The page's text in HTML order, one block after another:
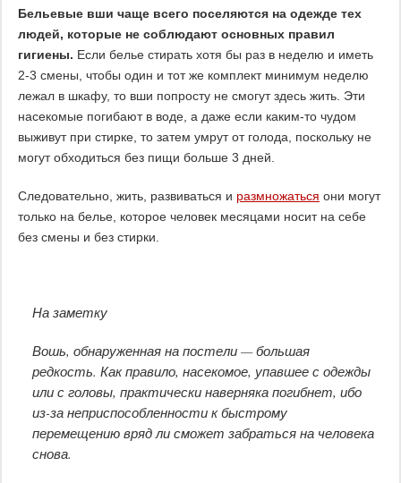
Бельевые вши чаще всего поселяются на одежде тех
людей, которые не соблюдают основных правил
гигиены. Если белье стирать хотя бы раз в неделю и иметь
2-3 смены, чтобы один и тот же комплект минимум неделю
лежал в шкафу, то вши попросту не смогут здесь жить. Эти
насекомые погибают в воде, а даже если каким-то чудом
выживут при стирке, то затем умрут от голода, поскольку не
могут обходиться без пищи больше 3 дней.
Следовательно, жить, развиваться и размножаться они могут
только на белье, которое человек месяцами носит на себе
без смены и без стирки.
На заметку
Вошь, обнаруженная на постели — большая
редкость. Как правило, насекомое, упавшее с одежды
или с головы, практически наверняка погибнет, ибо
из-за неприспособленности к быстрому
перемещению вряд ли сможет забраться на человека
снова.